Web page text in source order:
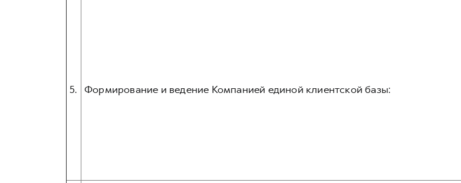
5. Формирование и ведение Компанией единой клиентской базы: